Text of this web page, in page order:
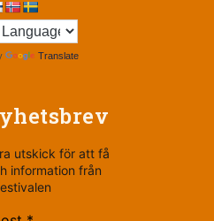
Translate
utskick för att få
information från